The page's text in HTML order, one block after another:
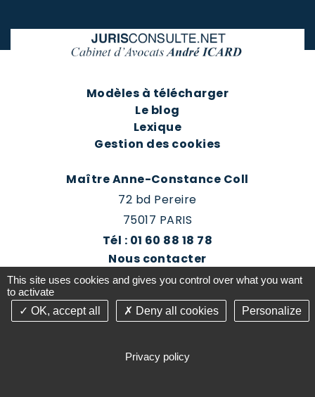
Modèles à télécharger
Le blog
Lexique
Gestion des cookies
Maître Anne-Constance Coll
72 bd Pereire
75017 PARIS
Tél : 01 60 88 18 78
Nous contacter
Prendre rendez-vous
This site uses cookies and gives you control over what you want
to activate
OK, accept all
Deny all cookies Personalize
Privacy policy